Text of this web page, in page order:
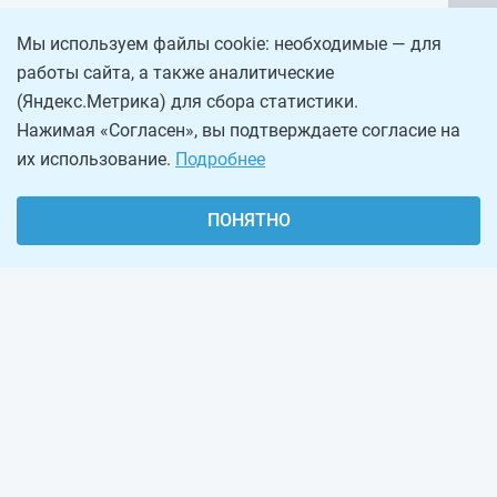
Мы используем файлы cookie: необходимые — для
работы сайта, а также аналитические
(Яндекс.Метрика) для сбора статистики.
Нажимая «Согласен», вы подтверждаете согласие на
их использование. Подробнее
ПОНЯТНО